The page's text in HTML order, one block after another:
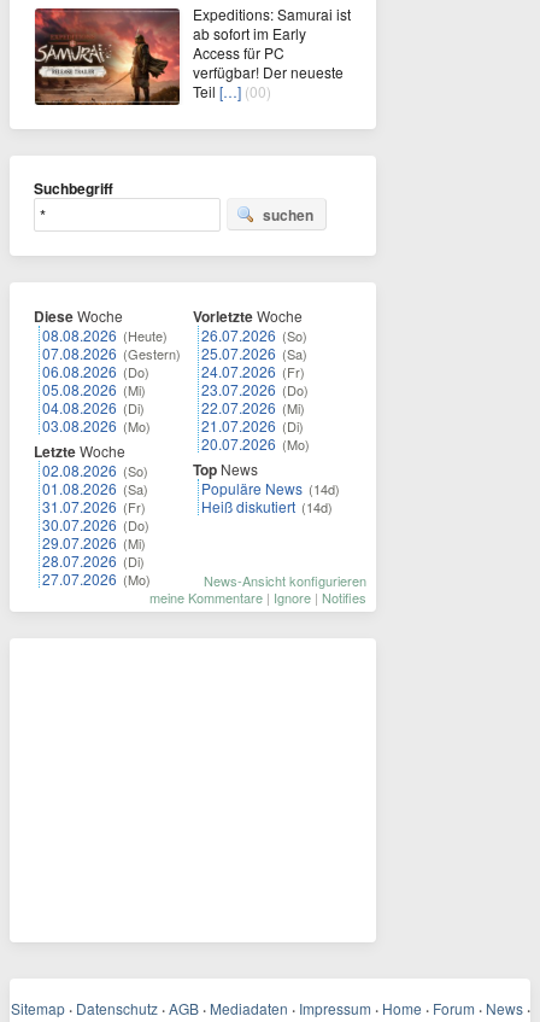
Expeditions: Samurai ist
ab sofort im Early
Access für PC
verfügbar! Der neueste
Teil […] (00)
Suchbegriff
suchen
DieseWoche
08.08.2026 (Heute)
07.08.2026 (Gestern)
06.08.2026 (Do)
05.08.2026 (Mi)
04.08.2026 (Di)
03.08.2026 (Mo)
LetzteWoche
02.08.2026 (So)
01.08.2026 (Sa)
31.07.2026 (Fr)
30.07.2026 (Do)
29.07.2026 (Mi)
28.07.2026 (Di)
27.07.2026 (Mo)
VorletzteWoche
26.07.2026 (So)
25.07.2026 (Sa)
24.07.2026 (Fr)
23.07.2026 (Do)
22.07.2026 (Mi)
21.07.2026 (Di)
20.07.2026 (Mo)
Top News
Populäre News (14d)
Heiß diskutiert (14d)
News-Ansicht konfigurieren
meine Kommentare | Ignore | Notifies
Sitemap · Datenschutz · AGB · Mediadaten · Impressum · Home · Forum · News ·